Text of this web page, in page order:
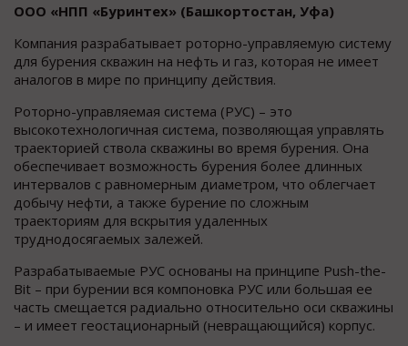
ООО «НПП «Буринтех» (Башкортостан, Уфа)
Компания разрабатывает роторно-управляемую систему
для бурения скважин на нефть и газ, которая не имеет
аналогов в мире по принципу действия.
Роторно-управляемая система (РУС) – это
высокотехнологичная система, позволяющая управлять
траекторией ствола скважины во время бурения. Она
обеспечивает возможность бурения более длинных
интервалов с равномерным диаметром, что облегчает
добычу нефти, а также бурение по сложным
траекториям для вскрытия удаленных
труднодосягаемых залежей.
Разрабатываемые РУС основаны на принципе Push-the-
Bit – при бурении вся компоновка РУС или большая ее
часть смещается радиально относительно оси скважины
– и имеет геостационарный (невращающийся) корпус.